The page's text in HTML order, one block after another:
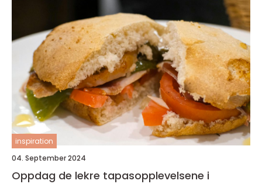
inspiration
04. September 2024
Oppdag de lekre tapasopplevelsene i